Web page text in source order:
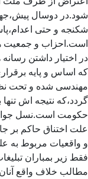
شود.در دوسال
شکنجه و حتی
است.احزاب و جمعیت
در اختیار داشتن
که اساس و پایه
مهندسی شده و تحت
گردد،که نتیجه اش
حکومت است.نسل جوان
علت اختناق حاکم بر
فقط زیر بمباران
مطالب خلاف واقع